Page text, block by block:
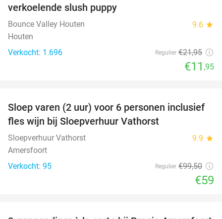
verkoelende slush puppy
Bounce Valley Houten 9.6 star
Houten
Verkocht: 1.696
Regulier €21,95
€11 ,95
41%
Sloep varen (2 uur) voor 6 personen inclusief
fles wijn bij Sloepverhuur Vathorst
Sloepverhuur Vathorst 9.9 star
Amersfoort
Verkocht: 95
Regulier €99,50
€59